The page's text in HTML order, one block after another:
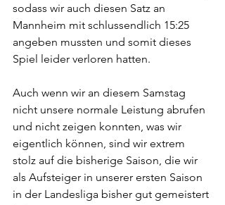
sodass wir auch diesen Satz an
Mannheim mit schlussendlich 15:25
angeben mussten und somit dieses
Spiel leider verloren hatten.
Auch wenn wir an diesem Samstag
nicht unsere normale Leistung abrufen
und nicht zeigen konnten, was wir
eigentlich können, sind wir extrem
stolz auf die bisherige Saison, die wir
als Aufsteiger in unserer ersten Saison
in der Landesliga bisher gut gemeistert